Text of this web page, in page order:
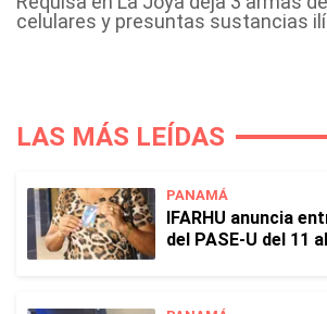
celulares y presuntas sustancias
LAS MÁS LEÍDAS
PANAMÁ
IFARHU anuncia
del PASE-U del 11